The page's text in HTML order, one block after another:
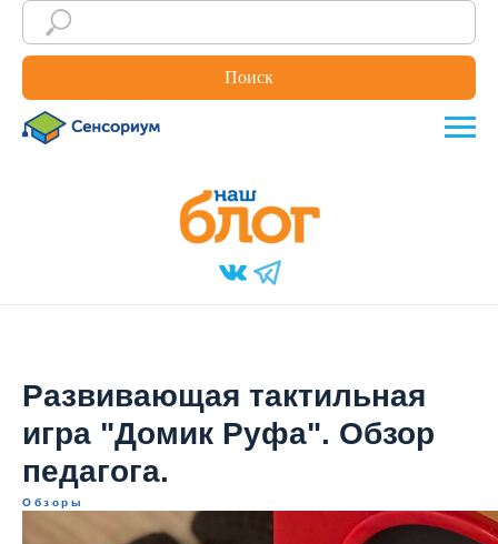
Поиск
Развивающая тактильная
игра "Домик Руфа". Обзор
педагога.
Обзоры